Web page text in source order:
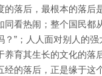
的落后，最根本的落后
看热闹；整个国民都
？”；人人面对别人的
养育其生长的文化的
的落后，正是缘于这